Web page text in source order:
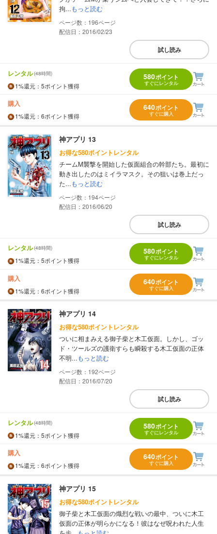
拘...もっと読む
196
配信日：2016/02/23
試し読み
レンタル(48時間)
1%還元 ：5ポイント獲得
580ポイント
すぐにレンタル
購入
1%還元 ：6ポイント獲得
640ポイント
すぐに購入
神アプリ 13
お得な580ポイントレンタル
チームM襲撃を開始した仮面組合の幹部たち。最初に
動き出したのはミイラマスク。その狙いは巻上だっ
た...もっと読む
194
配信日：2016/06/20
試し読み
レンタル(48時間)
1%還元 ：5ポイント獲得
580ポイント
すぐにレンタル
購入
1%還元 ：6ポイント獲得
640ポイント
すぐに購入
神アプリ 14
お得な580ポイントレンタル
ついに相まみえる御子柴と木工仮面。しかし、ゴッ
ド・ツールズの護衛すらも瞬殺する木工仮面の正体
不明...もっと読む
192
配信日：2016/07/20
試し読み
レンタル(48時間)
1%還元 ：5ポイント獲得
580ポイント
すぐにレンタル
購入
1%還元 ：6ポイント獲得
640ポイント
すぐに購入
神アプリ 15
お得な580ポイントレンタル
御子柴と木工仮面の熾烈な戦いの最中、ついに木工
仮面の正体が明らかになる！彼はなぜ呪われた人生